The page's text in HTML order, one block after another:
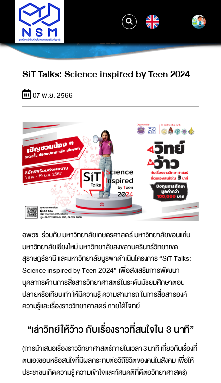
SIT TALKS: SCIENCE INSPIRED BY TEEN
2024
SiT Talks: Science inspired by Teen 2024
07 พ.ย. 2566
อพวช. ร่วมกับ มหาวิทยาลัยเกษตรศาสตร์ มหาวิทยาลัยขอนแก่น
มหาวิทยาลัยเชียงใหม่ มหาวิทยาลัยสงขลานครินทร์วิทยาเขต
สุราษฎร์ธานี และมหาวิทยาลัยบูรพาดำเนินโครงการ “SiT Talks:
Science inspired by Teen 2024” เพื่อส่งเสริมการพัฒนา
บุคลากรด้านการสื่อสารวิทยาศาสตร์ในระดับมัธยมศึกษาตอน
ปลายหรือเทียบเท่า ให้มีความรู้ ความสามารถ ในการสื่อสารองค์
ความรู้และเรื่องราววิทยาศาสตร์ ภายใต้โจทย์
“เล่าวิทย์ให้ว้าว กับเรื่องราวที่สนใจใน 3 นาที”
(การนำเสนอเรื่องราววิทยาศาสตร์ภายในเวลา 3 นาที เกี่ยวกับเรื่องที่
ตนเองชอบหรือสนใจที่มีผลกระทบต่อวิถีชีวิตของคนในสังคม เพื่อให้
ประชาชนเกิดความรู้ ความเข้าใจและทัศนคติที่ดีต่อวิทยาศาสตร์)